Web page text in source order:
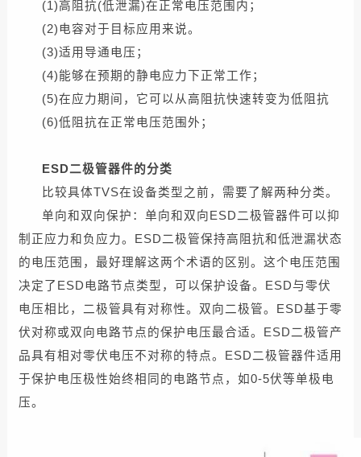
(1)高阻抗(低泄漏)在正常电压范围内；
(2)电容对于目标应用来说。
(3)适用导通电压；
(4)能够在预期的静电应力下正常工作；
(5)在应力期间，它可以从高阻抗快速转变为低阻抗
(6)低阻抗在正常电压范围外；
ESD二极管器件的分类
比较具体TVS在设备类型之前，需要了解两种分类。
单向和双向保护：单向和双向ESD二极管器件可以抑
制正应力和负应力。ESD二极管保持高阻抗和低泄漏状态
的电压范围，最好理解这两个术语的区别。这个电压范围
决定了ESD电路节点类型，可以保护设备。ESD与零伏
电压相比，二极管具有对称性。双向二极管。ESD基于零
伏对称或双向电路节点的保护电压最合适。ESD二极管产
品具有相对零伏电压不对称的特点。ESD二极管器件适用
于保护电压极性始终相同的电路节点，如0-5伏等单极电
压。